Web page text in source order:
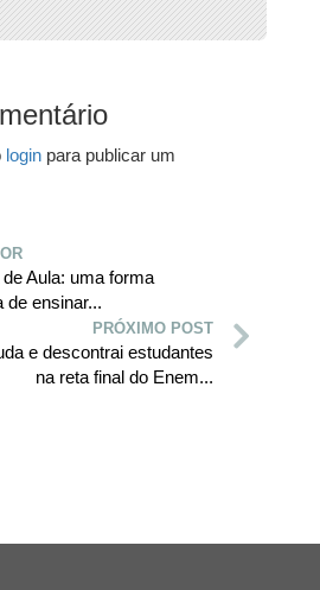
login para publicar um
Aula: uma forma
de ensinar...
PRÓXIMO POST
e descontrai estudantes
na reta final do Enem...